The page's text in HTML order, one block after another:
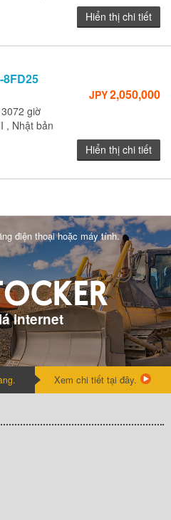
Hiển thị chi tiết
8FD25
JPY2,050,000
Giờ
3072 giờ
, Nhật bản
Hiển thị chi tiết
điện thoại hoặc máy tính.
internet
Xem chi tiết tại đây.